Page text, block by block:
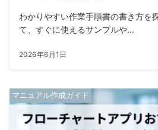
わかりやすい作業手順書の書き方を
て、すぐに使えるサンプルや...
2026年6月1日
マニュアル作成ガイド